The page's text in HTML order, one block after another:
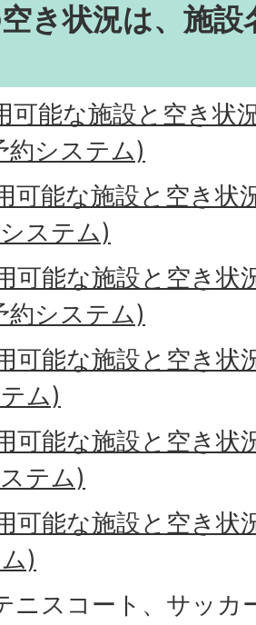
き状況は、施
可能な施設と空き状
約システム)
可能な施設と空き
ステム)
可能な施設と空き
約システム)
可能な施設と空き
ム)
可能な施設と空き
テム)
可能な施設と空き
)
ニスコート、サッ